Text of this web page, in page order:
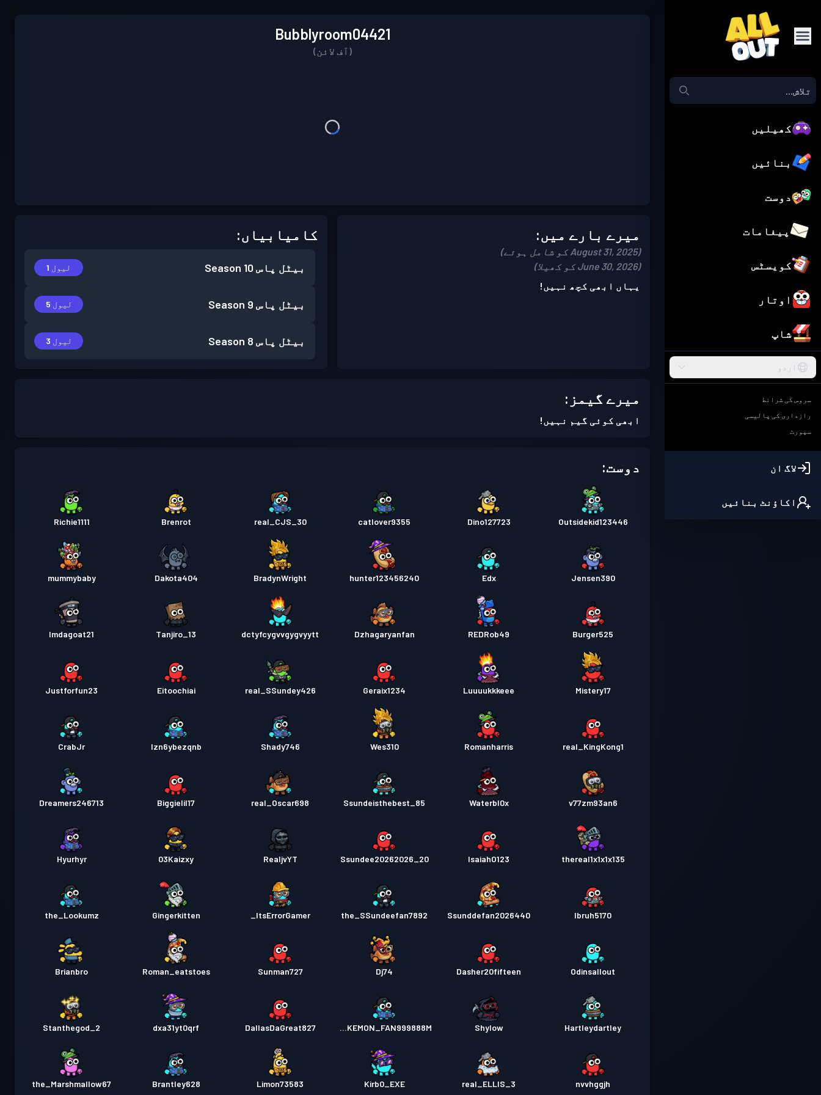
کھیلیں
بنائیں
دوست
پیغامات
کویسٹس
اوتار
شاپ
اردو
سروس کی شرائط
رازداری کی پالیسی
سپورٹ
لاگ ان
اکاؤنٹ بنائیں
Bubblyroom04421
(آف لائن)
میرے بارے میں:
(August 31, 2025 کو شامل ہوئے)
(June 30, 2026 کو کھیلا)
یہاں ابھی کچھ نہیں!
کامیابیاں:
بیٹل پاسSeason 10 لیول 1
بیٹل پاس Season 9 لیول 5
بیٹل پاس Season 8 لیول 3
میرے گیمز:
ابھی کوئی گیم نہیں!
دوست:
Outsidekid123446
Dino127723
catlover9355
real_CJS_30
Brenrot
Richie1111
Jensen390
Edx
hunter123456240
BradynWright
Dakota404
mummybaby
Burger525
REDRob49
Dzhagaryanfan
dctyfcygvvgygvyytt
Tanjiro_13
Imdagoat21
Mistery17
Luuuukkkeee
Geraix1234
real_SSundey426
Eitoochiai
Justforfun23
real_KingKong1
Romanharris
Wes310
Shady746
lzn6ybezqnb
CrabJr
v77zm93an6
Waterbl0x
Ssundeisthebest_85
real_Oscar698
Biggielil17
Dreamers246713
thereal1x1x1x135
IsaiahO123
Ssundee20262026_20
RealjvYT
03Kaizxy
Hyurhyr
Ibruh5170
Ssunddefan2026440
the_SSundeefan7892
ItsErrorGamer_
Gingerkitten
the_Lookumz
Odinsallout
Dasher20fifteen
Dj74
Sunman727
Roman_eatstoes
Brianbro
Hartleydartley
Shylow
POKEMON_FAN999888M
DallasDaGreat827
dxa31yt0qrf
Stanthegod_2
nvvhggjh
real_ELLIS_3
Kirb0_EXE
Limon73583
Brantley628
the_Marshmallow67